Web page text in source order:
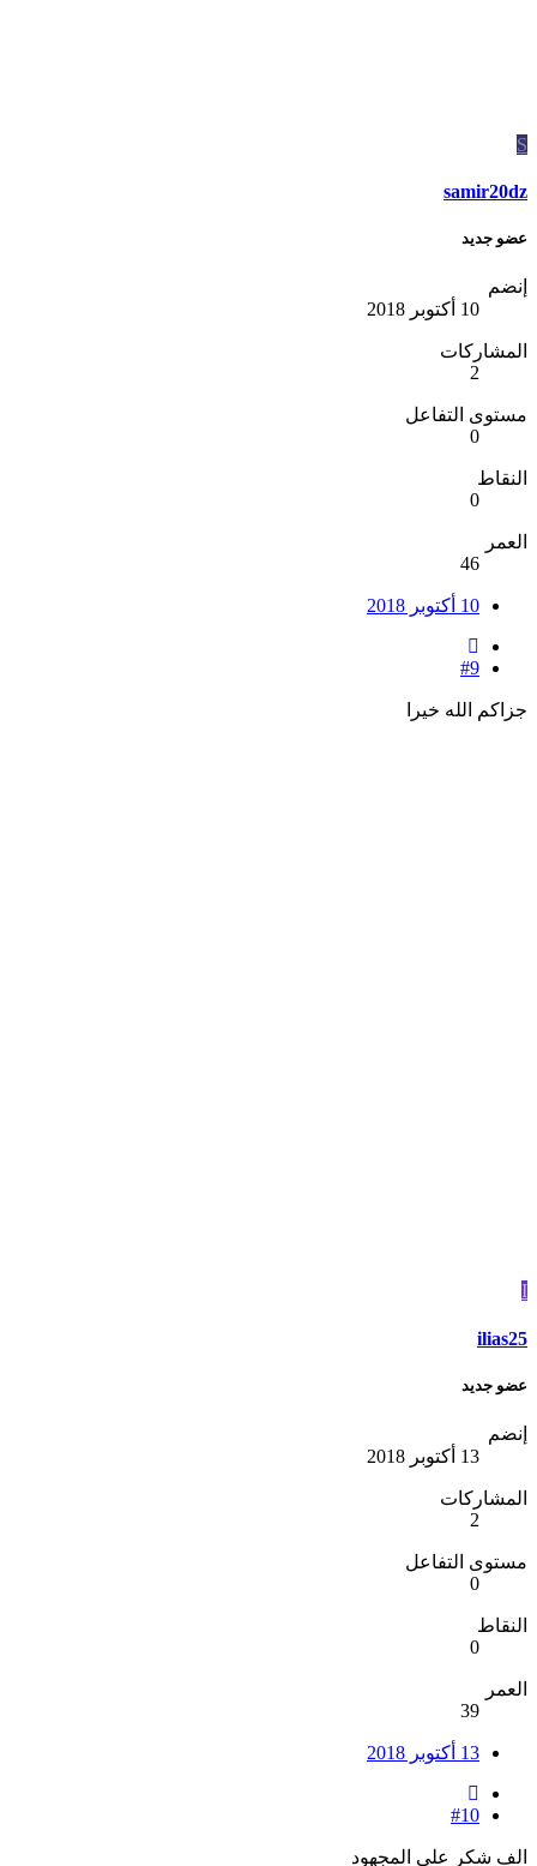
S
samir20dz
عضو جديد
إنضم
10 أكتوبر 2018
المشاركات
2
مستوى التفاعل
0
النقاط
0
العمر
46
10 أكتوبر 2018
#9
جزاكم الله خيرا
I
ilias25
عضو جديد
إنضم
13 أكتوبر 2018
المشاركات
2
مستوى التفاعل
0
النقاط
0
العمر
39
13 أكتوبر 2018
#10
الف شكر على المجهود